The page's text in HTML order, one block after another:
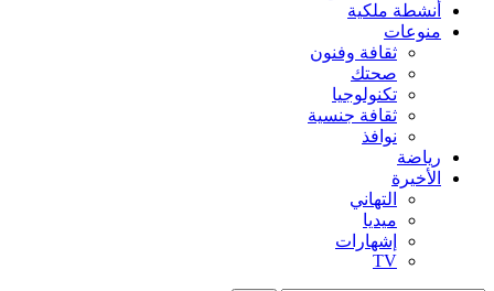
أنشطة ملكية
منوعات
ثقافة وفنون
صحتك
تكنولوجيا
ثقافة جنسية
نوافذ
رياضة
الأخيرة
التهاني
ميديا
إشهارات
TV